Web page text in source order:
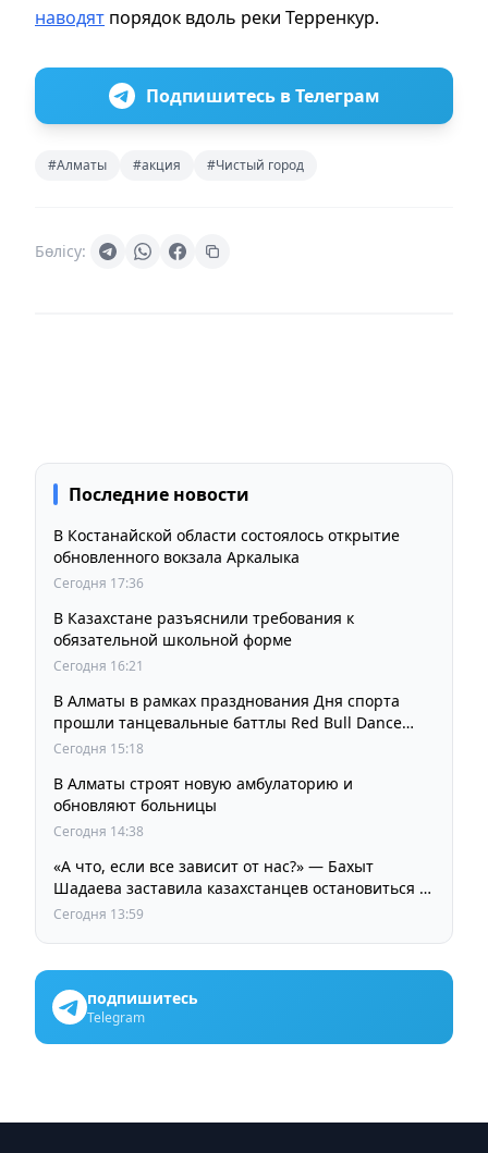
наводят порядок вдоль реки Терренкур.
Подпишитесь в Телеграм
#Алматы #акция #Чистый город
Бөлісу:
Последние новости
В Костанайской области состоялось открытие
обновленного вокзала Аркалыка
Сегодня 17:36
В Казахстане разъяснили требования к
обязательной школьной форме
Сегодня 16:21
В Алматы в рамках празднования Дня спорта
прошли танцевальные баттлы Red Bull Dance
Your Style
Сегодня 15:18
В Алматы строят новую амбулаторию и
обновляют больницы
Сегодня 14:38
«А что, если все зависит от нас?» — Бахыт
Шадаева заставила казахстанцев остановиться и
задуматься
Сегодня 13:59
подпишитесь
Telegram